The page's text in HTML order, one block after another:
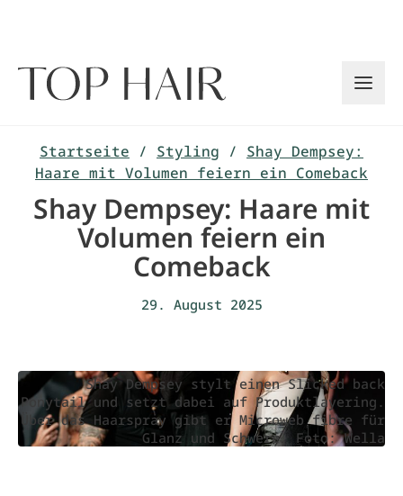
Startseite / Styling / Shay Dempsey:
Haare mit Volumen feiern ein Comeback
Shay Dempsey: Haare mit
Volumen feiern ein
Comeback
29. August 2025
Shay Dempsey stylt einen Slicked back
Ponytail und setzt dabei auf Produktlayering.
Über das Haarspray gibt er Microweb fibre für
Glanz und Schwere, Foto: Wella